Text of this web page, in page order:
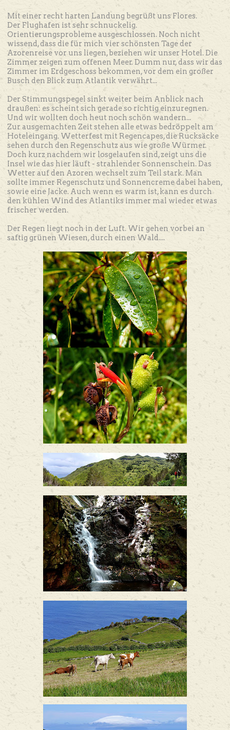
Mit einer recht harten Landung begrüßt uns Flores.
Der Flughafen ist sehr schnuckelig.
Orientierungsprobleme ausgeschlossen. Noch nicht
wissend, dass die für mich vier schönsten Tage der
Azorenreise vor uns liegen, beziehen wir unser Hotel. Die
Zimmer zeigen zum offenen Meer. Dumm nur, dass wir das
Zimmer im Erdgeschoss bekommen, vor dem ein großer
Busch den Blick zum Atlantik verwährt...
Der Stimmungspegel sinkt weiter beim Anblick nach
draußen: es scheint sich gerade so richtig einzuregnen.
Und wir wollten doch heut noch schön wandern...
Zur ausgemachten Zeit stehen alle etwas bedröppelt am
Hoteleingang. Wetterfest mit Regencapes, die Rucksäcke
sehen durch den Regenschutz aus wie große Würmer.
Doch kurz nachdem wir losgelaufen sind, zeigt uns die
Insel wie das hier läuft - strahlender Sonnenschein. Das
Wetter auf den Azoren wechselt zum Teil stark. Man
sollte immer Regenschutz und Sonnencreme dabei haben,
sowie eine Jacke. Auch wenn es warm ist, kann es durch
den kühlen Wind des Atlantiks immer mal wieder etwas
frischer werden.
Der Regen liegt noch in der Luft. Wir gehen vorbei an
saftig grünen Wiesen, durch einen Wald....